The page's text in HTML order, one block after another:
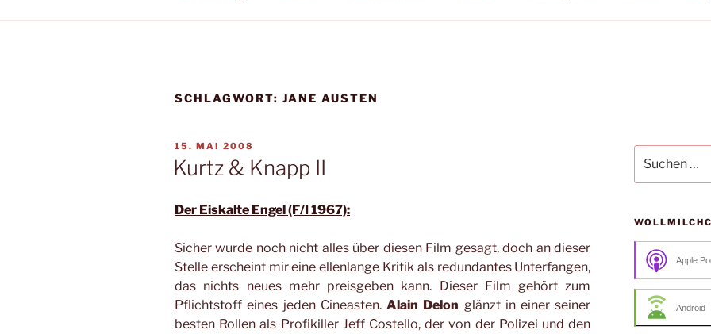
SCHLAGWORT: JANE AUSTEN
VERÖFFENTLICHT
AM
15. MAI 2008
Kurtz & Knapp II
Der Eiskalte Engel (F/I 1967):
Sicher wurde noch nicht alles über diesen Film gesagt, doch an dieser
Stelle erscheint mir eine ellenlange Kritik als redundantes Unterfangen,
das nichts neues mehr preisgeben kann. Dieser Film gehört zum
Pflichtstoff eines jeden Cineasten.Alain Delon glänzt in einer seiner
besten Rollen als Profikiller Jeff Costello, der von der Polizei und den
nach:
Apple
Android